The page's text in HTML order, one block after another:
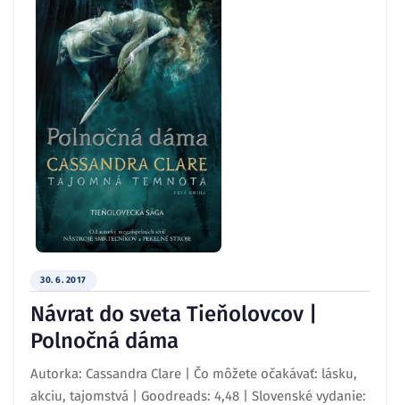
30. 6. 2017
Návrat do sveta Tieňolovcov |
Polnočná dáma
Autorka: Cassandra Clare | Čo môžete očakávať: lásku,
akciu, tajomstvá | Goodreads: 4,48 | Slovenské vydanie: